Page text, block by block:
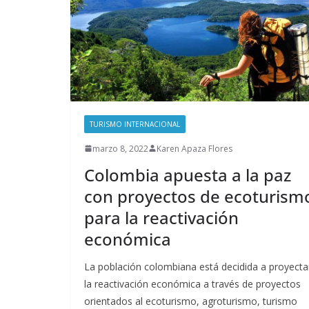
TURISMO INTERNACIONAL
marzo 8, 2022 Karen Apaza Flores
Colombia apuesta a la paz
con proyectos de
para la reactivación
económica
La población colombiana está decidida a
la reactivación económica a través de proyectos
orientados al ecoturismo, agroturismo, turismo